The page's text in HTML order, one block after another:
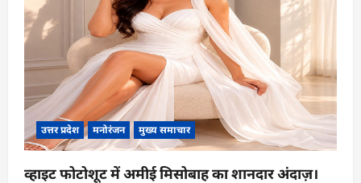
उत्तर प्रदेश मनोरंजन मुख्य समाचार
व्हाइट फोटोशूट में अमीई मिसोबाह का शानदार अंदाज़।